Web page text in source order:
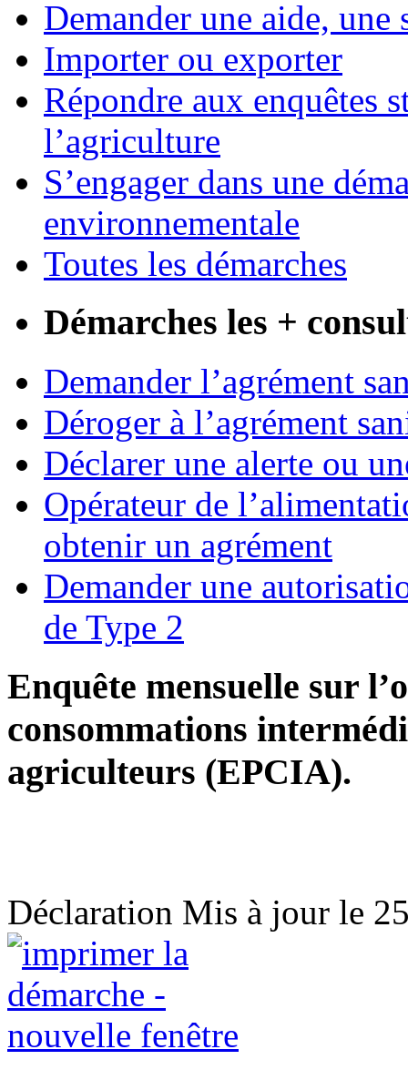
Demander une aide, une
Importer ou exporter
Répondre aux enquêtes
l’agriculture
S’engager dans une
environnementale
Toutes les démarches
Démarches les +
Demander l’agrément
Déroger à l’agrément
Déclarer une alerte ou
Opérateur de
obtenir un agrément
Demander une
de Type 2
Enquête mensuelle sur
consommations
agriculteurs (EPCIA).
Déclaration Mis à jour le